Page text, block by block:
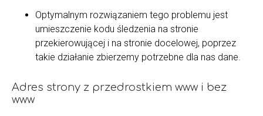
Optymalnym rozwiązaniem tego problemu jest
umieszczenie kodu śledzenia na stronie
przekierowującej i na stronie docelowej, poprzez
takie działanie zbierzemy potrzebne dla nas dane.
Adres strony z przedrostkiem www i bez
www